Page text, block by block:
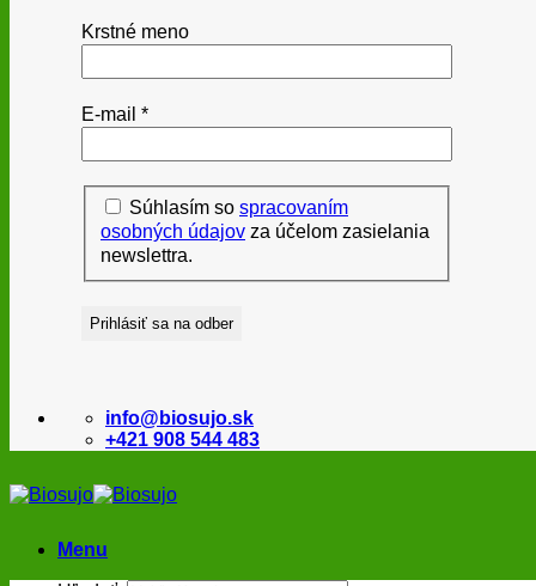
Krstné meno
E-mail *
Súhlasím so spracovaním
osobných údajov za účelom zasielania
newslettra.
info@biosujo.sk
+421 908 544 483
Menu